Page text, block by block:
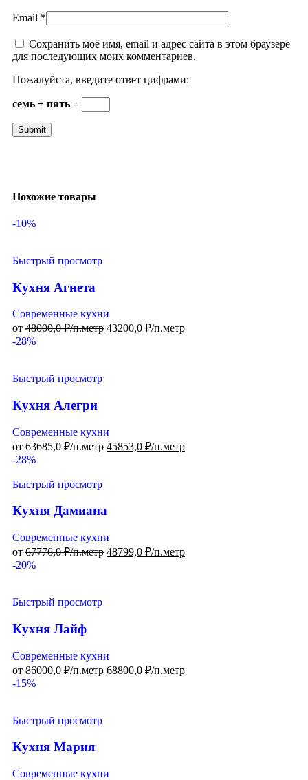
Email *
Сохранить моё имя, email и адрес сайта в этом браузере
для последующих моих комментариев.
Пожалуйста, введите ответ цифрами:
семь + пять =
Похожие товары
-10%
Быстрый просмотр
Кухня Агнета
Современные кухни
от 48000,0₽/п.метр 43200,0 ₽/п.метр
-28%
Быстрый просмотр
Кухня Алегри
Современные кухни
от 63685,0₽/п.метр 45853,0 ₽/п.метр
-28%
Быстрый просмотр
Кухня Дамиана
Современные кухни
от 67776,0₽/п.метр 48799,0 ₽/п.метр
-20%
Быстрый просмотр
Кухня Лайф
Современные кухни
от 86000,0₽/п.метр 68800,0 ₽/п.метр
-15%
Быстрый просмотр
Кухня Мария
Современные кухни